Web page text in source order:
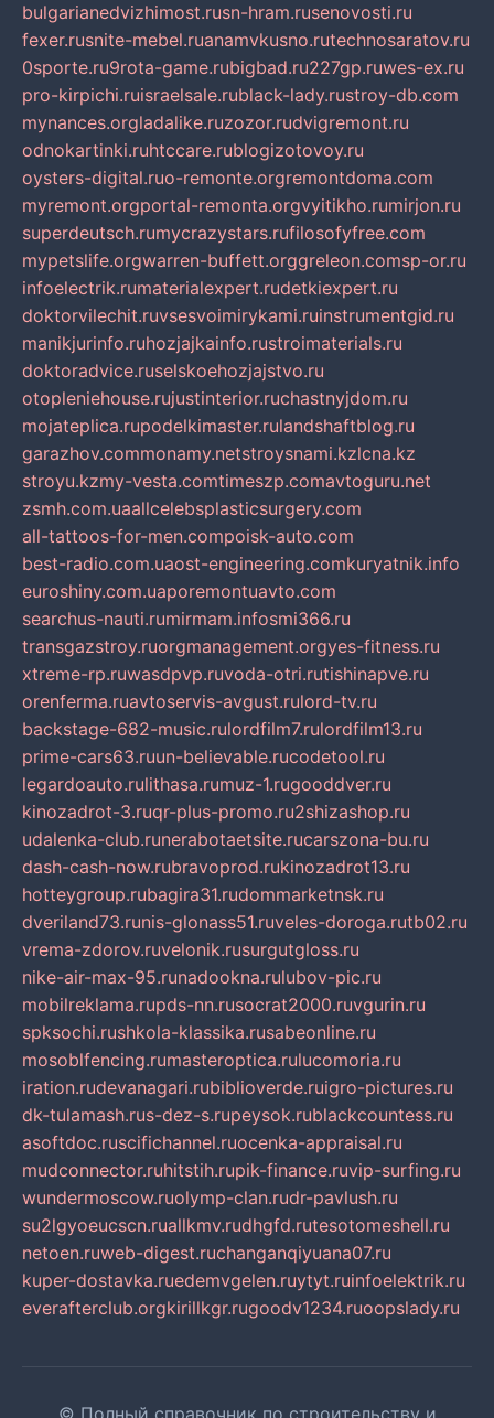
bulgarianedvizhimost.rusn-hram.rusenovosti.ru
fexer.rusnite-mebel.ruanamvkusno.rutechnosaratov.ru
0sporte.ru9rota-game.rubigbad.ru227gp.ruwes-ex.ru
pro-kirpichi.ruisraelsale.rublack-lady.rustroy-db.com
mynances.orgladalike.ruzozor.rudvigremont.ru
odnokartinki.ruhtccare.rublogizotovoy.ru
oysters-digital.ruo-remonte.orgremontdoma.com
myremont.orgportal-remonta.orgvyitikho.rumirjon.ru
superdeutsch.rumycrazystars.rufilosofyfree.com
mypetslife.orgwarren-buffett.orggreleon.comsp-or.ru
infoelectrik.rumaterialexpert.rudetkiexpert.ru
doktorvilechit.ruvsesvoimirykami.ruinstrumentgid.ru
manikjurinfo.ruhozjajkainfo.rustroimaterials.ru
doktoradvice.ruselskoehozjajstvo.ru
otopleniehouse.rujustinterior.ruchastnyjdom.ru
mojateplica.rupodelkimaster.rulandshaftblog.ru
garazhov.commonamy.netstroysnami.kzlcna.kz
stroyu.kzmy-vesta.comtimeszp.comavtoguru.net
zsmh.com.uaallcelebsplasticsurgery.com
all-tattoos-for-men.compoisk-auto.com
best-radio.com.uaost-engineering.comkuryatnik.info
euroshiny.com.uaporemontuavto.com
searchus-nauti.rumirmam.infosmi366.ru
transgazstroy.ruorgmanagement.orgyes-fitness.ru
xtreme-rp.ruwasdpvp.ruvoda-otri.rutishinapve.ru
orenferma.ruavtoservis-avgust.rulord-tv.ru
backstage-682-music.rulordfilm7.rulordfilm13.ru
prime-cars63.ruun-believable.rucodetool.ru
legardoauto.rulithasa.rumuz-1.rugooddver.ru
kinozadrot-3.ruqr-plus-promo.ru2shizashop.ru
udalenka-club.runerabotaetsite.rucarszona-bu.ru
dash-cash-now.rubravoprod.rukinozadrot13.ru
hotteygroup.rubagira31.rudommarketnsk.ru
dveriland73.runis-glonass51.ruveles-doroga.rutb02.ru
vrema-zdorov.ruvelonik.rusurgutgloss.ru
nike-air-max-95.runadookna.rulubov-pic.ru
mobilreklama.rupds-nn.rusocrat2000.ruvgurin.ru
spksochi.rushkola-klassika.rusabeonline.ru
mosoblfencing.rumasteroptica.rulucomoria.ru
iration.rudevanagari.rubiblioverde.ruigro-pictures.ru
dk-tulamash.rus-dez-s.rupeysok.rublackcountess.ru
asoftdoc.ruscifichannel.ruocenka-appraisal.ru
mudconnector.ruhitstih.rupik-finance.ruvip-surfing.ru
wundermoscow.ruolymp-clan.rudr-pavlush.ru
su2lgyoeucscn.ruallkmv.rudhgfd.rutesotomeshell.ru
netoen.ruweb-digest.ruchanganqiyuana07.ru
kuper-dostavka.ruedemvgelen.ruytyt.ruinfoelektrik.ru
everafterclub.orgkirillkgr.rugoodv1234.ruoopslady.ru
© Полный справочник по строительству и